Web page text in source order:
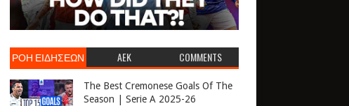
ΡΟΗ ΕΙΔΗΣΕΩΝ AEK COMMENTS
The Best Cremonese Goals Of The
Season | Serie A 2025-26